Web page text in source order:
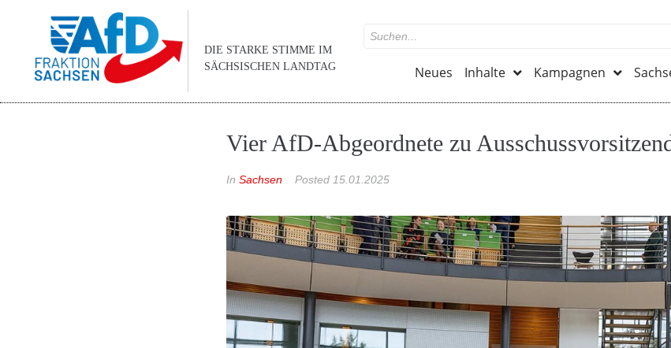
DIE STARKE STIMME IM
SÄCHSISCHEN LANDTAG
Neues Inhalte Kampagnen
Vier AfD-Abgeordnete zu
In Sachsen Posted 15.01.2025